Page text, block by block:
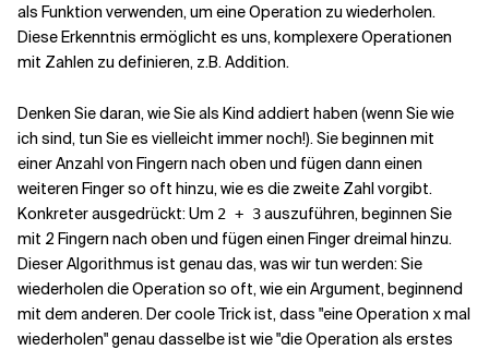
als Funktion verwenden, um eine Operation zu wiederholen.
Diese Erkenntnis ermöglicht es uns, komplexere Operationen
mit Zahlen zu definieren, z.B. Addition.
Denken Sie daran, wie Sie als Kind addiert haben (wenn Sie wie
ich sind, tun Sie es vielleicht immer noch!). Sie beginnen mit
einer Anzahl von Fingern nach oben und fügen dann einen
weiteren Finger so oft hinzu, wie es die zweite Zahl vorgibt.
Konkreter ausgedrückt: Um 2 + 3auszuführen, beginnen Sie
mit 2 Fingern nach oben und fügen einen Finger dreimal hinzu.
Dieser Algorithmus ist genau das, was wir tun werden: Sie
wiederholen die Operation so oft, wie ein Argument, beginnend
mit dem anderen. Der coole Trick ist, dass "eine Operation xmal
wiederholen" genau dasselbe ist wie "die Operation als erstes